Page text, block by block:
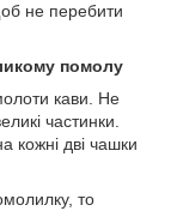
не перебити
помолу
кави. Не
частинки.
кожні дві чашки
то